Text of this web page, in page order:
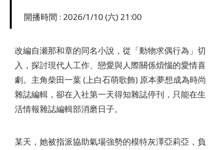
開播時間 : 2026/1/10 (六) 21:00
改編自瀬那和章的同名小說，從「動物求偶行為」切
入，探討現代人工作、戀愛與人際關係煩惱的愛情喜
劇。主角柴田一葉 (上白石萌歌飾) 原本夢想成為時尚
雜誌編輯，卻在入社第一天得知雜誌停刊，只能在生
活情報雜誌編輯部消磨日子。
某天，她被指派協助氣場強勢的模特灰澤亞莉亞，負